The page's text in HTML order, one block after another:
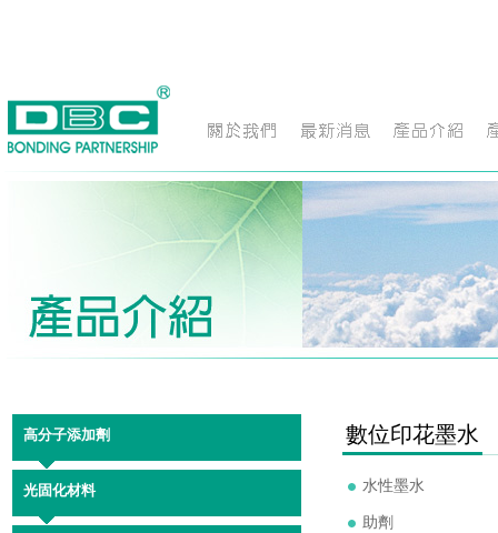
高分子添加劑
光固化材料
數位印花墨水
水性墨水
助劑